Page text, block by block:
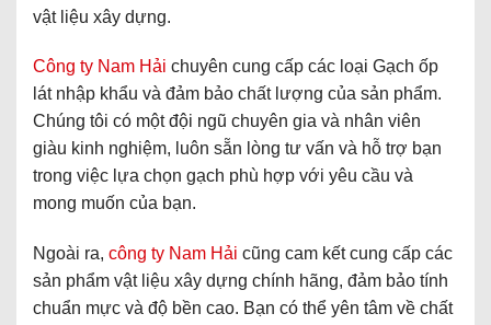
vật liệu xây dựng.
Công ty Nam Hải chuyên cung cấp các loại Gạch ốp
lát nhập khẩu và đảm bảo chất lượng của sản phẩm.
Chúng tôi có một đội ngũ chuyên gia và nhân viên
giàu kinh nghiệm, luôn sẵn lòng tư vấn và hỗ trợ bạn
trong việc lựa chọn gạch phù hợp với yêu cầu và
mong muốn của bạn.
Ngoài ra, công ty Nam Hải cũng cam kết cung cấp các
sản phẩm vật liệu xây dựng chính hãng, đảm bảo tính
chuẩn mực và độ bền cao. Bạn có thể yên tâm về chất